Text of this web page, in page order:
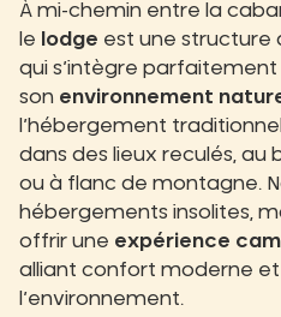
À mi-chemin entre la
le
lodge est une structure
qui s’intègre parfaitement
son environnement
l’hébergement
dans des lieux reculés, au
ou à flanc de montagne.
hébergements insolites,
offrir une expérience
alliant confort moderne
l’environnement.